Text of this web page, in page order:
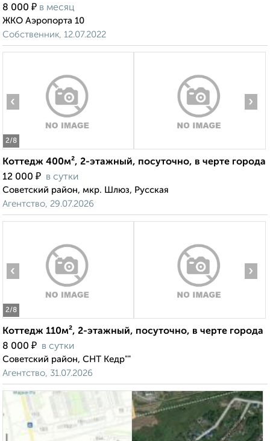
8 000 ₽ в месяц
ЖКО Аэропорта 10
Собственник, 12.07.2022
2/8
‹ ›
Коттедж 400м², 2-этажный, посуточно, в черте города
12 000 ₽ в сутки
Советский район, мкр. Шлюз, Русская
Агентство, 29.07.2026
2/8
‹ ›
Коттедж 110м², 2-этажный, посуточно, в черте города
8 000 ₽ в сутки
Советский район, СНТ Кедр""
Агентство, 31.07.2026